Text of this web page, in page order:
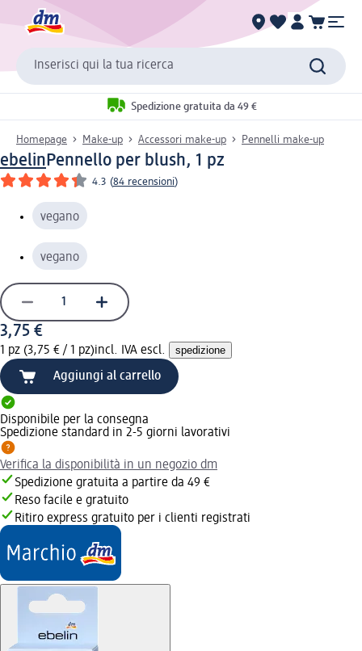
Inserisci qui la tua ricerca
Spedizione gratuita da 49 €
Homepage Make-up Accessori make-up Pennelli make-up
ebelinPennello per blush, 1 pz
4.3 (84 recensioni)
vegano
vegano
3,75 €
1 pz (3,75 € / 1 pz)incl. IVA escl. spedizione
Aggiungi al carrello
Disponibile per la consegna
Spedizione standard in 2-5 giorni lavorativi
Verifica la disponibilità in un negozio dm
Spedizione gratuita a partire da 49 €
Reso facile e gratuito
Ritiro express gratuito per i clienti registrati